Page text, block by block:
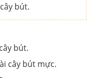
bút.
bút.
cây bút mực.